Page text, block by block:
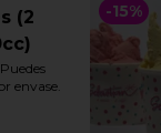
-15%
(2
envase.